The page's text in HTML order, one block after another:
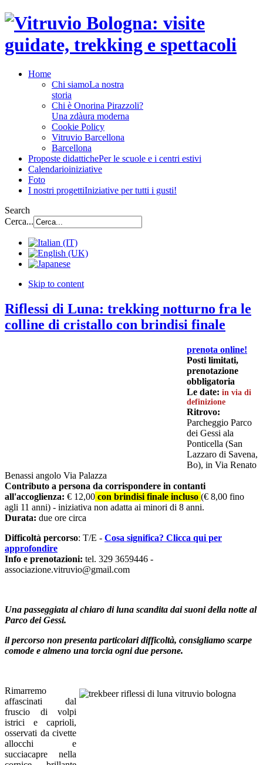
Home
Chi siamoLa nostra
storia
Chi è Onorina Pirazzoli?
Una zdàura moderna
Cookie Policy
Vitruvio Barcellona
Barcellona
Proposte didattichePer le scuole e i centri estivi
Calendarioiniziative
Foto
I nostri progettiIniziative per tutti i gusti!
Search
Cerca...
Skip to content
Riflessi di Luna: trekking notturno fra le
colline di cristallo con brindisi finale
prenota online!
Posti limitati,
prenotazione
obbligatoria
Le date: in via di
definizione
Ritrovo:
Parcheggio Parco
dei Gessi ala
Ponticella (San
Lazzaro di Savena,
Bo), in Via Renato
Benassi angolo Via Palazza
Contributo a persona da corrispondere in contanti
all'accoglienza: € 12,00 con brindisi finale incluso (€ 8,00 fino
agli 11 anni) - iniziativa non adatta ai minori di 8 anni.
Durata: due ore circa
Difficoltà percorso: T/E - Cosa significa? Clicca qui per
approfondire
Info e prenotazioni: tel. 329 3659446 -
associazione.vitruvio@gmail.com
Una passeggiata al chiaro di luna scandita dai suoni della notte al
Parco dei Gessi.
ilpercorso non presenta particolari difficoltà, consigliamo scarpe
comode e almeno una torcia ogni due persone.
Rimarremo
affascinati dal
fruscio di volpi
istrici e caprioli,
osservati da civette
allocchi e
succiacapre nella